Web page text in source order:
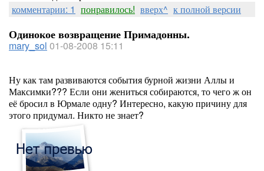
комментарии: 1 понравилось! вверх^ к полной версии
Одинокое возвращение Примадонны.
mary_sol 01-08-2008 15:11
Ну как там развиваются события бурной жизни Аллы и
Максимки??? Если они жениться собираются, то чего ж он
её бросил в Юрмале одну? Интересно, какую причину для
этого придумал. Никто не знает?